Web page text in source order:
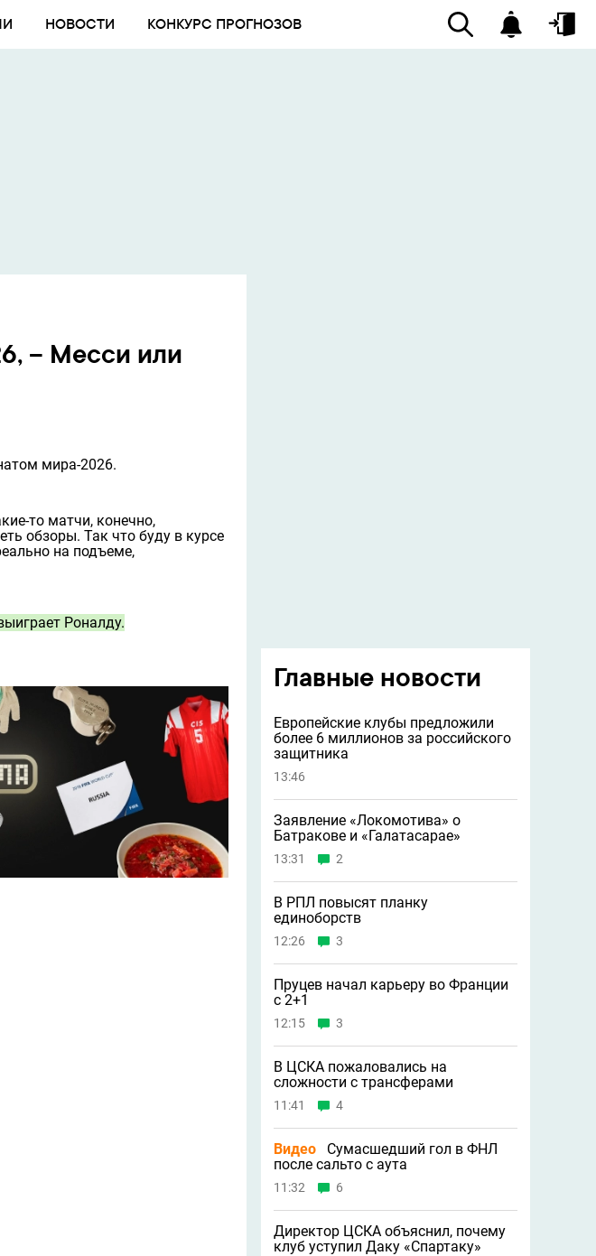
НОВОСТИ КОНКУРС ПРОГНОЗОВ
– Месси или
мира-2026.
то матчи, конечно,
обзоры. Так что буду в курсе
на подъеме,
Роналду.
Главные новости
Европейские клубы предложили
более 6 миллионов за российского
защитника
13:46
Заявление «Локомотива» о
Батракове и «Галатасарае»
13:31 2
В РПЛ повысят планку
единоборств
12:26 3
Пруцев начал карьеру во Франции
с 2+1
12:15 3
В ЦСКА пожаловались на
сложности с трансферами
11:41 4
Видео
Сумасшедший гол в ФНЛ
после сальто с аута
11:32 6
Директор ЦСКА объяснил, почему
клуб уступил Даку «Спартаку»